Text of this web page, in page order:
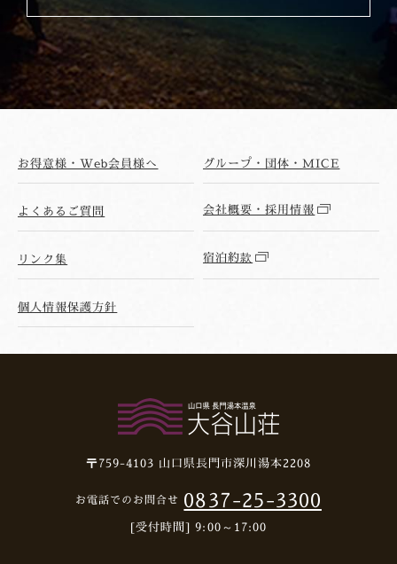
お得意様・Web会員様へ グループ・団体・MICE
よくあるご質問 会社概要・採用情報
リンク集 宿泊約款
個人情報保護方針
〒759-4103 山口県長門市深川湯本2208
お電話でのお問合せ 0837-25-3300
[受付時間] 9:00～17:00